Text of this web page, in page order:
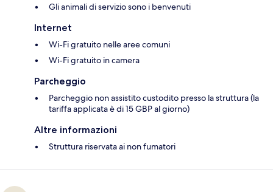
Gli animali di servizio sono i benvenuti
Internet
Wi-Fi gratuito nelle aree comuni
Wi-Fi gratuito in camera
Parcheggio
Parcheggio non assistito custodito presso la struttura (la
tariffa applicata è di 15 GBP al giorno)
Altre informazioni
Struttura riservata ai non fumatori